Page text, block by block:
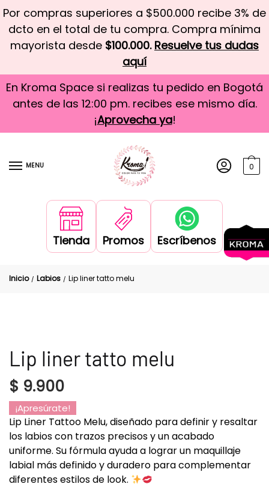
Por compras superiores a $500.000 recibe 3% de
dcto en el total de tu compra. Compra mínima
mayorista desde $100.000. Resuelve tus dudas
aquí
En Kroma Space si realizas tu pedido en Bogotá
antes de las 12:00 pm. recibes ese mismo día.
¡Aprovecha ya!
MENU 0
Tienda Promos Escríbenos
Inicio / Labios / Lip liner tatto melu
Lip liner tatto melu
$ 9.900
¡Apresúrate!
Lip Liner Tattoo Melu, diseñado para definir y resaltar
los labios con trazos precisos y un acabado
uniforme. Su fórmula ayuda a lograr un maquillaje
labial más definido y duradero para complementar
diferentes estilos de look.